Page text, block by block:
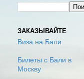
ЗАКАЗЫВАЙТЕ
Виза на Бали
Билеты с Бали в
Москву